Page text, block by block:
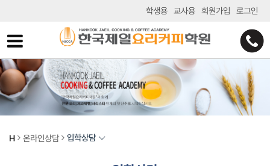
학생용 교사용 회원가입 로그인
H 온라인상담 입학상담